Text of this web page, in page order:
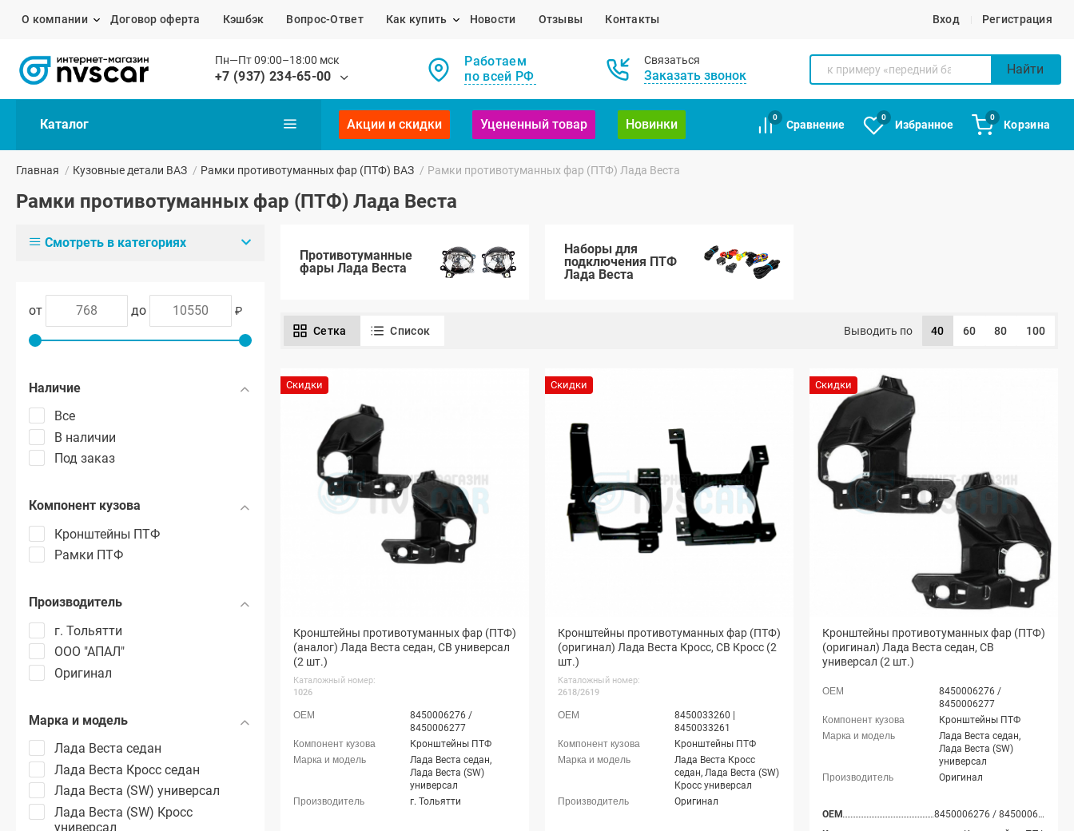
О компании Договор оферта Кэшбэк Вопрос-Ответ Как купить Новости Отзывы Контакты Вход Регистрация
Пн—Пт 09:00–18:00 мск
+7 (937) 234-65-00
Работаем
по всей РФ
Связаться
Заказать звонок Найти
Каталог Акции и скидки Уцененный товар Новинки
0
Сравнение
0
Избранное
0
Корзина
Главная / Кузовные детали ВАЗ / Рамки противотуманных фар (ПТФ) ВАЗ / Рамки противотуманных фар (ПТФ) Лада Веста
Рамки противотуманных фар (ПТФ) Лада Веста
Смотреть в категориях
от до ₽
Наличие
Все
В наличии
Под заказ
Компонент кузова
Кронштейны ПТФ
Рамки ПТФ
Производитель
г. Тольятти
ООО "АПАЛ"
Оригинал
Марка и модель
Лада Веста седан
Лада Веста Кросс седан
Лада Веста (SW) универсал
Лада Веста (SW) Кросс
универсал
Противотуманные
фары Лада Веста
Наборы для
подключения ПТФ
Лада Веста
Сетка Список Выводить по 40 60 80 100
Скидки
Кронштейны противотуманных фар (ПТФ)
(аналог) Лада Веста седан, СВ универсал
(2 шт.)
Каталожный номер:
1026
8450006276 /
8450006277
Кронштейны ПТФ
Лада Веста седан,
Лада Веста (SW)
универсал
г. Тольятти
Скидки
Кронштейны противотуманных фар (ПТФ)
(оригинал) Лада Веста Кросс, СВ Кросс (2
шт.)
Каталожный номер:
2618/2619
8450033260 |
8450033261
Кронштейны ПТФ
Лада Веста Кросс
седан, Лада Веста (SW)
Кросс универсал
Оригинал
Скидки
Кронштейны противотуманных фар (ПТФ)
(оригинал) Лада Веста седан, СВ
универсал (2 шт.)
8450006276 /
8450006277
Кронштейны ПТФ
Лада Веста седан,
Лада Веста (SW)
универсал
Оригинал
OEM
8450006276 / 8450006277